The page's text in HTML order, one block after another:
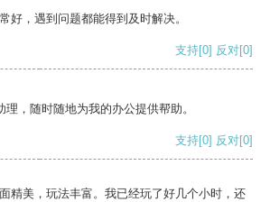
好，遇到问题都能得到及时解决。
支持[0] 反对[0]
，随时随地为我的办公提供帮助。
支持[0] 反对[0]
精美，玩法丰富。我已经玩了好几个小时，还